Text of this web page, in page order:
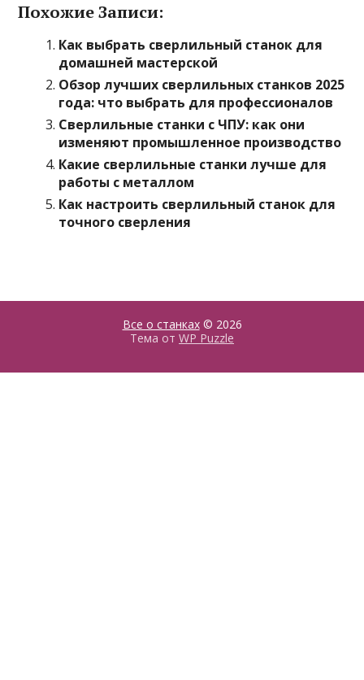
Похожие Записи:
Как выбрать сверлильный станок для
домашней мастерской
Обзор лучших сверлильных станков 2025
года: что выбрать для профессионалов
Сверлильные станки с ЧПУ: как они
изменяют промышленное производство
Какие сверлильные станки лучше для
работы с металлом
Как настроить сверлильный станок для
точного сверления
Все о станках© 2026
Тема от WP Puzzle